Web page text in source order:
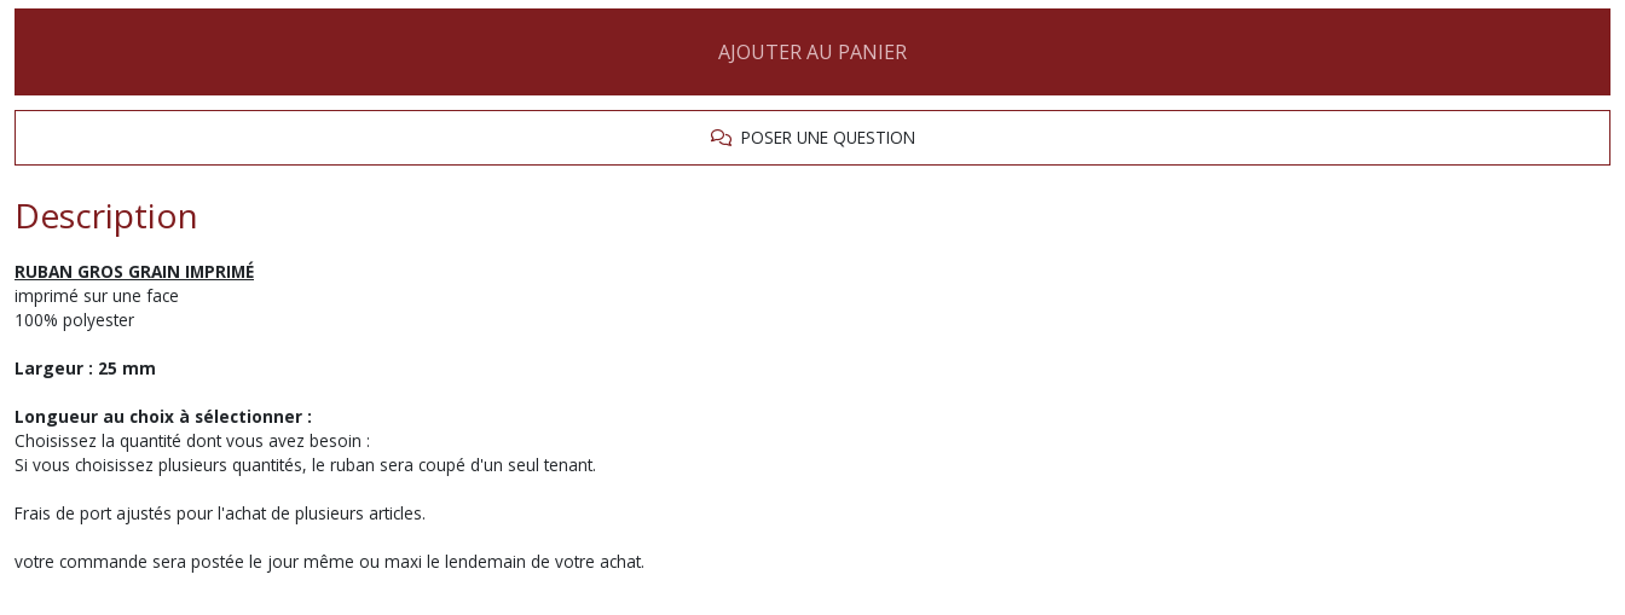
AJOUTER AU PANIER
POSER UNE QUESTION
Description
RUBAN GROS GRAIN IMPRIMÉ
imprimé sur une face
100% polyester
Largeur : 25 mm
Longueur au choix à sélectionner :
Choisissez la quantité dont vous avez besoin :
Si vous choisissez plusieurs quantités, le ruban sera coupé d'un seul tenant.
Frais de port ajustés pour l'achat de plusieurs articles.
votre commande sera postée le jour même ou maxi le lendemain de votre achat.